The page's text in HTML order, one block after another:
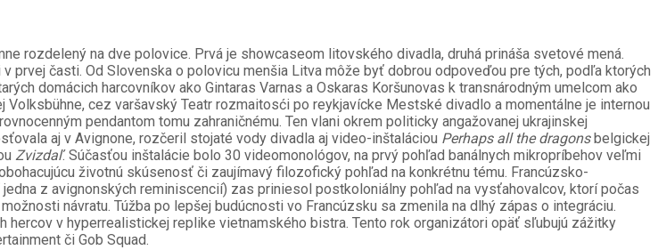
rozdelený na dve polovice. Prvá je showcaseom litovského divadla, druhá prináša svetové mená.
prvej časti. Od Slovenska o polovicu menšia Litva môže byť dobrou odpoveďou pre tých, podľa ktorých
domácich harcovníkov ako Gintaras Varnas a Oskaras Koršunovas k transnárodným umelcom ako
cez varšavský Teatr rozmaitosći po reykjavícke Mestské divadlo a momentálne je internou
pendantom tomu zahraničnému. Ten vlani okrem politicky angažovanej ukrajinskej
aj v Avignone, rozčeril stojaté vody divadla aj video-inštaláciou Perhaps all the dragonsbelgickej
Zvizdaľ. Súčasťou inštalácie bolo 30 videomonológov, na prvý pohľad banálnych mikropríbehov veľmi
životnú skúsenosť či zaujímavý filozofický pohľad na konkrétnu tému. Francúzsko-
z avignonských reminiscencií) zas priniesol postkoloniálny pohľad na vysťahovalcov, ktorí počas
návratu. Túžba po lepšej budúcnosti vo Francúzsku sa zmenila na dlhý zápas o integráciu.
v hyperrealistickej replike vietnamského bistra. Tento rok organizátori opäť sľubujú zážitky
či Gob Squad.